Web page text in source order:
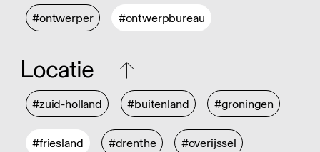
#ontwerper #ontwerpbureau
Locatie
#zuid-holland #buitenland #groningen
#friesland #drenthe #overijssel